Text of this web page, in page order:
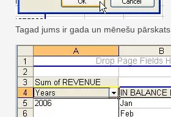
Tagad jums ir gada un mēnešu pārskats.